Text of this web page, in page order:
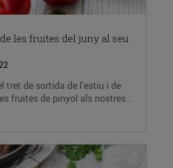
les fruites del juny al seu
tret de sortida de l’estiu i de
fruites de pinyol als nostres...